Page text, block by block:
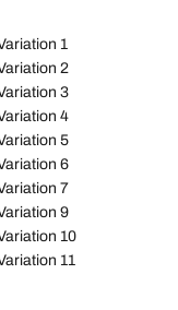
1
2
3
4
5
6
7
9
10
11